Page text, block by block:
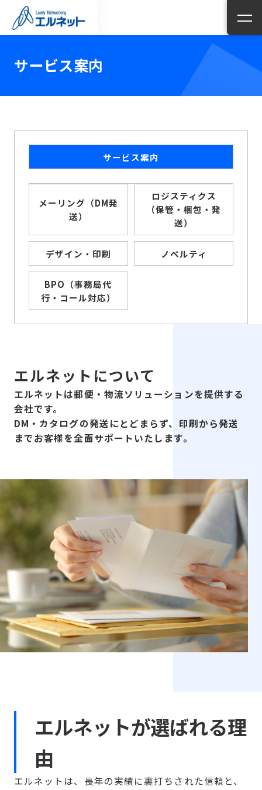
サービス案内
サービス案内
メーリング（DM発
送）
ロジスティクス
（保管・梱包・発
送）
デザイン・印刷 ノベルティ
BPO（事務局代
行・コール対応）
エルネットについて
エルネットは郵便・物流ソリューションを提供する
会社です。
DM・カタログの発送にとどまらず、印刷から発送
までお客様を全面サポートいたします。
エルネットが選ばれる理
由
エルネットは、長年の実績に裏打ちされた信頼と、